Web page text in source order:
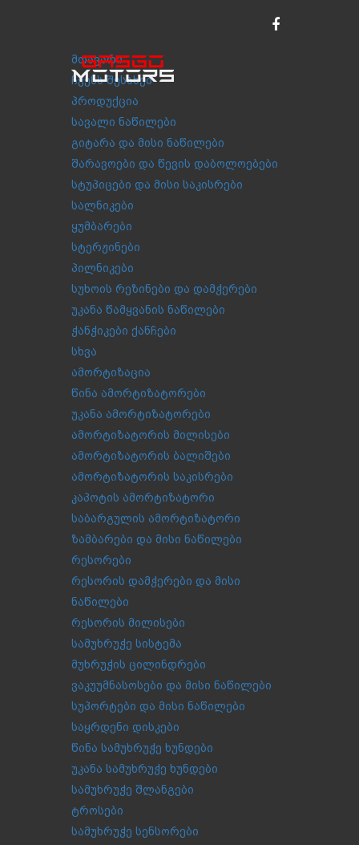
მთავარი
ჩვენს შესახებ
პროდუქცია
სავალი ნაწილები
გიტარა და მისი ნაწილები
შარავოები და წევის დაბოლოებები
სტუპიცები და მისი საკისრები
სალნიკები
ყუმბარები
სტერჟინები
პილნიკები
სუხოის რეზინები და დამჭერები
უკანა წამყვანის ნაწილები
ჭანჭიკები ქანჩები
სხვა
ამორტიზაცია
წინა ამორტიზატორები
უკანა ამორტიზატორები
ამორტიზატორის მილისები
ამორტიზატორის ბალიშები
ამორტიზატორის საკისრები
კაპოტის ამორტიზატორი
საბარგულის ამორტიზატორი
ზამბარები და მისი ნაწილები
რესორები
რესორის დამჭერები და მისი
ნაწილები
რესორის მილისები
სამუხრუჭე სისტემა
მუხრუჭის ცილინდრები
ვაკუუმნასოსები და მისი ნაწილები
სუპორტები და მისი ნაწილები
საყრდენი დისკები
წინა სამუხრუჭე ხუნდები
უკანა სამუხრუჭე ხუნდები
სამუხრუჭე შლანგები
ტროსები
სამუხრუჭე სენსორები